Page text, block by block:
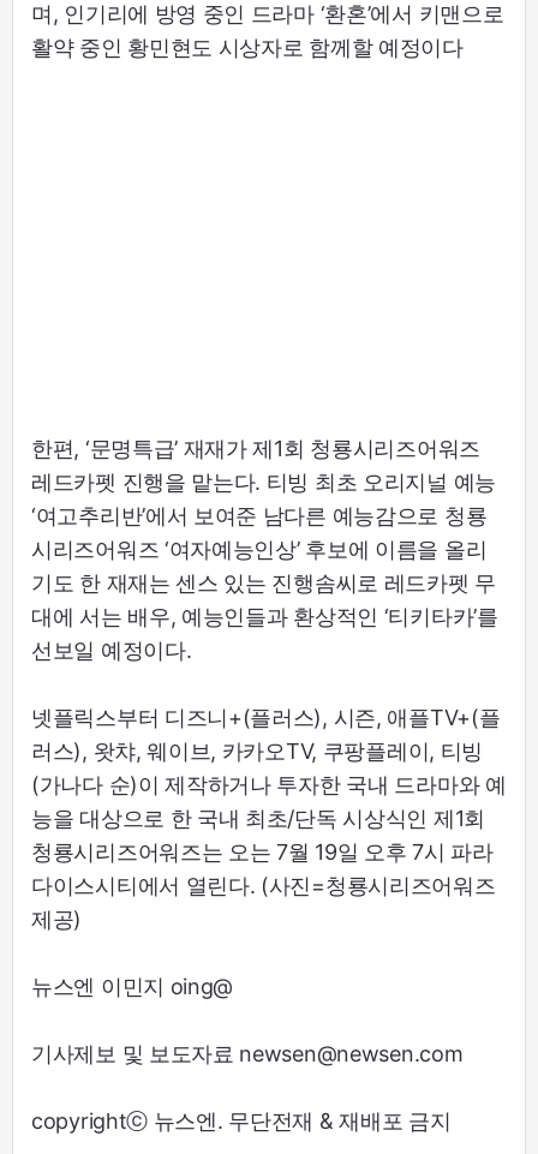
며, 인기리에 방영 중인 드라마 ‘환혼’에서 키맨으로
활약 중인 황민현도 시상자로 함께할 예정이다
한편, ‘문명특급’ 재재가 제1회 청룡시리즈어워즈
레드카펫 진행을 맡는다. 티빙 최초 오리지널 예능
‘여고추리반’에서 보여준 남다른 예능감으로 청룡
시리즈어워즈 ‘여자예능인상’ 후보에 이름을 올리
기도 한 재재는 센스 있는 진행솜씨로 레드카펫 무
대에 서는 배우, 예능인들과 환상적인 ‘티키타카’를
선보일 예정이다.
넷플릭스부터 디즈니+(플러스), 시즌, 애플TV+(플
러스), 왓챠, 웨이브, 카카오TV, 쿠팡플레이, 티빙
(가나다 순)이 제작하거나 투자한 국내 드라마와 예
능을 대상으로 한 국내 최초/단독 시상식인 제1회
청룡시리즈어워즈는 오는 7월 19일 오후 7시 파라
다이스시티에서 열린다. (사진=청룡시리즈어워즈
제공)
뉴스엔 이민지 oing@
기사제보 및 보도자료 newsen@newsen.com
copyrightⓒ 뉴스엔. 무단전재 & 재배포 금지